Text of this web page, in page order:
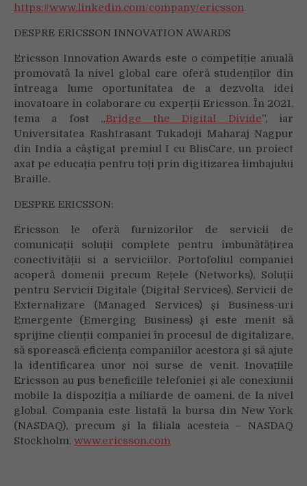
https://www.linkedin.com/company/ericsson
DESPRE ERICSSON INNOVATION AWARDS
Ericsson Innovation Awards este o competiție anuală
promovată la nivel global care oferă studenților din
întreaga lume oportunitatea de a dezvolta idei
inovatoare în colaborare cu experții Ericsson. În 2021,
tema a fost „Bridge the Digital Divide”, iar
Universitatea Rashtrasant Tukadoji Maharaj Nagpur
din India a câștigat premiul I cu BlisCare, un proiect
axat pe educația pentru toți prin digitizarea limbajului
Braille.
DESPRE ERICSSON:
Ericsson le oferă furnizorilor de servicii de
comunicații soluții complete pentru îmbunătățirea
conectivității si a serviciilor. Portofoliul companiei
acoperă domenii precum Rețele (Networks), Soluții
pentru Servicii Digitale (Digital Services), Servicii de
Externalizare (Managed Services) și Business-uri
Emergente (Emerging Business) și este menit să
sprijine clienții companiei în procesul de digitalizare,
să sporească eficiența companiilor acestora și să ajute
la identificarea unor noi surse de venit. Inovațiile
Ericsson au pus beneficiile telefoniei și ale conexiunii
mobile la dispoziția a miliarde de oameni, de la nivel
global. Compania este listată la bursa din New York
(NASDAQ), precum și la filiala acesteia – NASDAQ
Stockholm. www.ericsson.com